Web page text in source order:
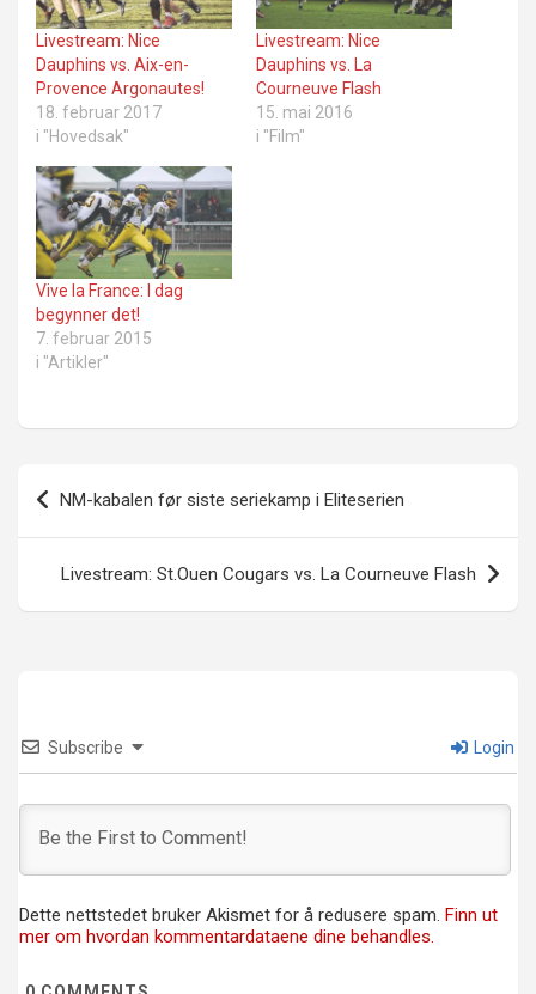
Livestream: Nice
Dauphins vs. Aix-en-
Provence Argonautes!
18. februar 2017
i "Hovedsak"
Livestream: Nice
Dauphins vs. La
Courneuve Flash
15. mai 2016
i "Film"
Vive la France: I dag
begynner det!
7. februar 2015
i "Artikler"
Innleggsnavigasjon
NM-kabalen før siste seriekamp i Eliteserien
Livestream: St.Ouen Cougars vs. La Courneuve Flash
Subscribe Login
Dette nettstedet bruker Akismet for å redusere spam. Finn ut
mer om hvordan kommentardataene dine behandles.